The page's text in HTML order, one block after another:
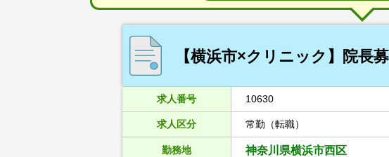
【横浜市×クリニック】院長
求人番号 10630
求人区分 常勤（転職）
勤務地 神奈川県横浜市西区